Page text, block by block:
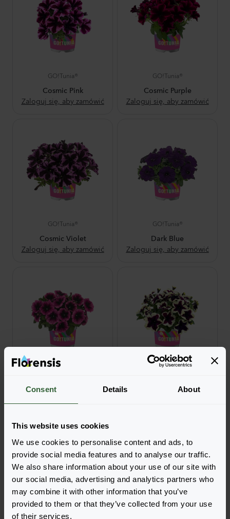
Consent Details About
This website uses cookies
We use cookies to personalise content and ads, to
provide social media features and to analyse our traffic.
We also share information about your use of our site with
our social media, advertising and analytics partners who
may combine it with other information that you’ve
provided to them or that they’ve collected from your use
of their services.
GO!Tunia®
Cosmic Pink
Zaloguj się, aby zamówić
GO!Tunia®
Cosmic Purple
Zaloguj się, aby zamówić
GO!Tunia®
Cosmic Violet
Zaloguj się, aby zamówić
GO!Tunia®
Dark Blue
Zaloguj się, aby zamówić
Dark Purple Vein
French Kiss